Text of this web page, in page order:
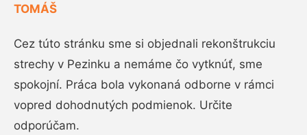
TOMÁŠ
Cez túto stránku sme si objednali rekonštrukciu
strechy v Pezinku a nemáme čo vytknúť, sme
spokojní. Práca bola vykonaná odborne v rámci
vopred dohodnutých podmienok. Určite
odporúčam.